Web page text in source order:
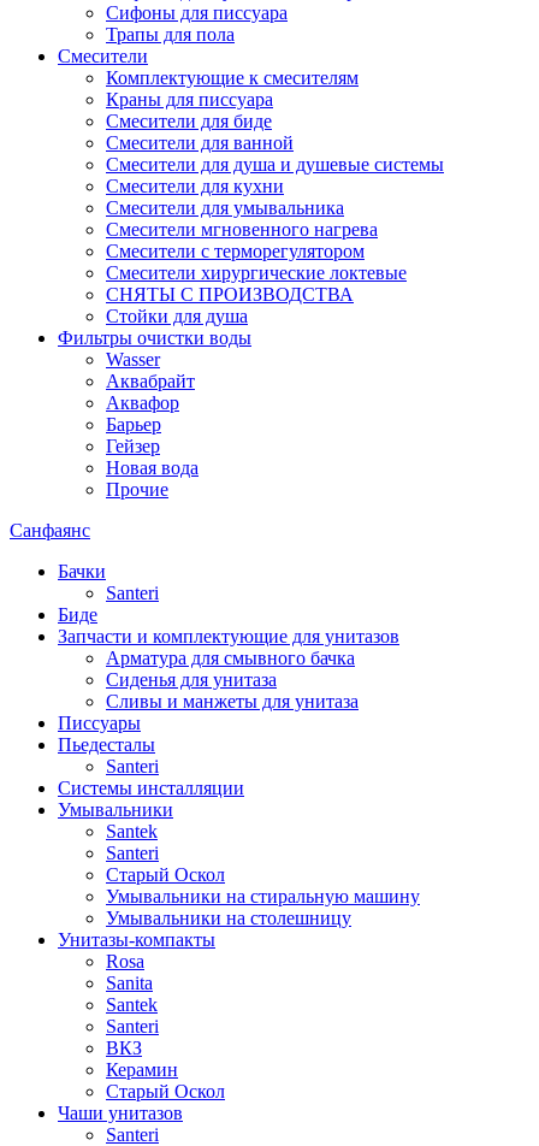
Сифоны для писсуара
Трапы для пола
Смесители
Комплектующие к смесителям
Краны для писсуара
Смесители для биде
Смесители для ванной
Смесители для душа и душевые системы
Смесители для кухни
Смесители для умывальника
Смесители мгновенного нагрева
Смесители с терморегулятором
Смесители хирургические локтевые
СНЯТЫ С ПРОИЗВОДСТВА
Стойки для душа
Фильтры очистки воды
Wasser
Аквабрайт
Аквафор
Барьер
Гейзер
Новая вода
Прочие
Санфаянс
Бачки
Santeri
Биде
Запчасти и комплектующие для унитазов
Арматура для смывного бачка
Сиденья для унитаза
Сливы и манжеты для унитаза
Писсуары
Пьедесталы
Santeri
Системы инсталляции
Умывальники
Santek
Santeri
Старый Оскол
Умывальники на стиральную машину
Умывальники на столешницу
Унитазы-компакты
Rosa
Sanita
Santek
Santeri
ВКЗ
Керамин
Старый Оскол
Чаши унитазов
Santeri